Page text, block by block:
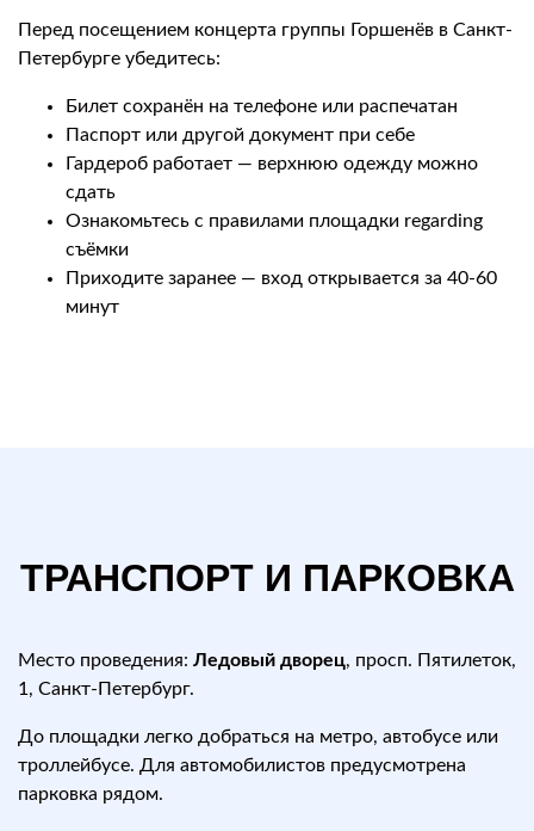
Перед посещением концерта группы Горшенёв в Санкт-
Петербурге убедитесь:
Билет сохранён на телефоне или распечатан
Паспорт или другой документ при себе
Гардероб работает — верхнюю одежду можно
сдать
Ознакомьтесь с правилами площадки regarding
съёмки
Приходите заранее — вход открывается за 40-60
минут
ТРАНСПОРТ И ПАРКОВКА
Место проведения: Ледовый дворец, просп. Пятилеток,
1, Санкт-Петербург.
До площадки легко добраться на метро, автобусе или
троллейбусе. Для автомобилистов предусмотрена
парковка рядом.